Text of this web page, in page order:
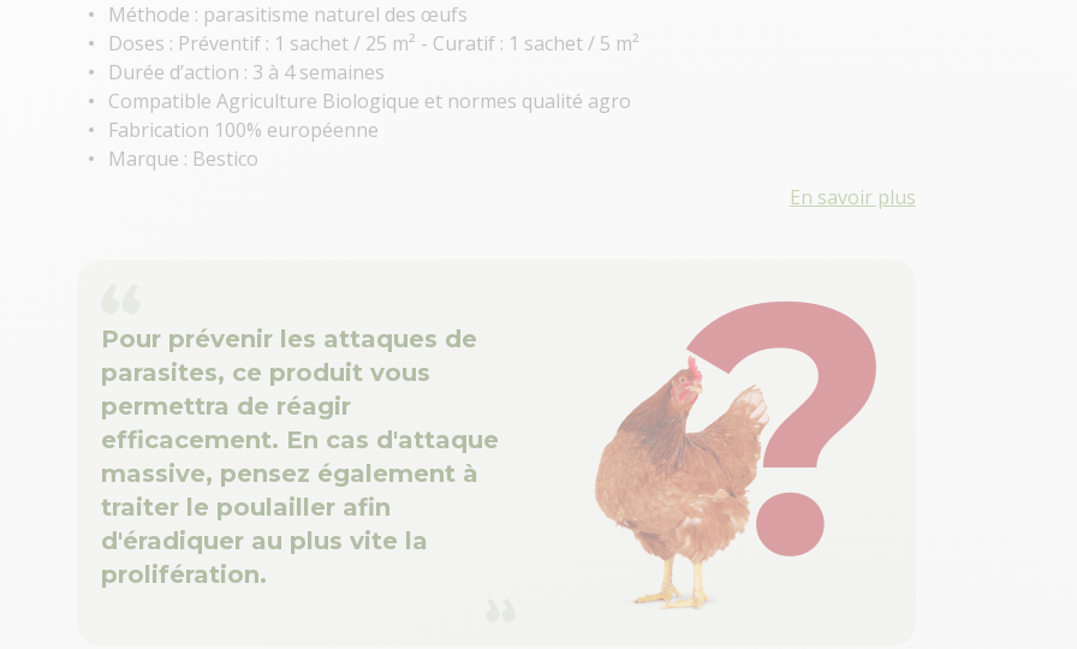
Méthode : parasitisme naturel des œufs
Doses : Préventif : 1 sachet / 25 m² - Curatif : 1 sachet / 5 m²
Durée d’action : 3 à 4 semaines
Compatible Agriculture Biologique et normes qualité agro
Fabrication 100% européenne
Marque : Bestico
En savoir plus
Pour prévenir les attaques de
parasites, ce produit vous
permettra de réagir
efficacement. En cas d'attaque
massive, pensez également à
traiter le poulailler afin
d'éradiquer au plus vite la
prolifération.